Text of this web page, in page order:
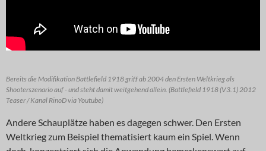
Bereits die Modifikation Battlefield 1918 griff ab 2004 den Ersten Weltkrieg als
Shooterszenario auf - und steht damit weitgehend allein. (Battlefield 1918 (V3.1) 2012
Teaser / Kanal RinoD via Youtube)
Andere Schauplätze haben es dagegen schwer. Den Ersten
Weltkrieg zum Beispiel thematisiert kaum ein Spiel. Wenn